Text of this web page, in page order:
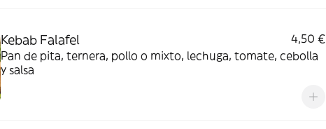
Kebab Falafel
4,50 €
Pan de pita, ternera, pollo o mixto, lechuga, tomate, cebolla
y salsa